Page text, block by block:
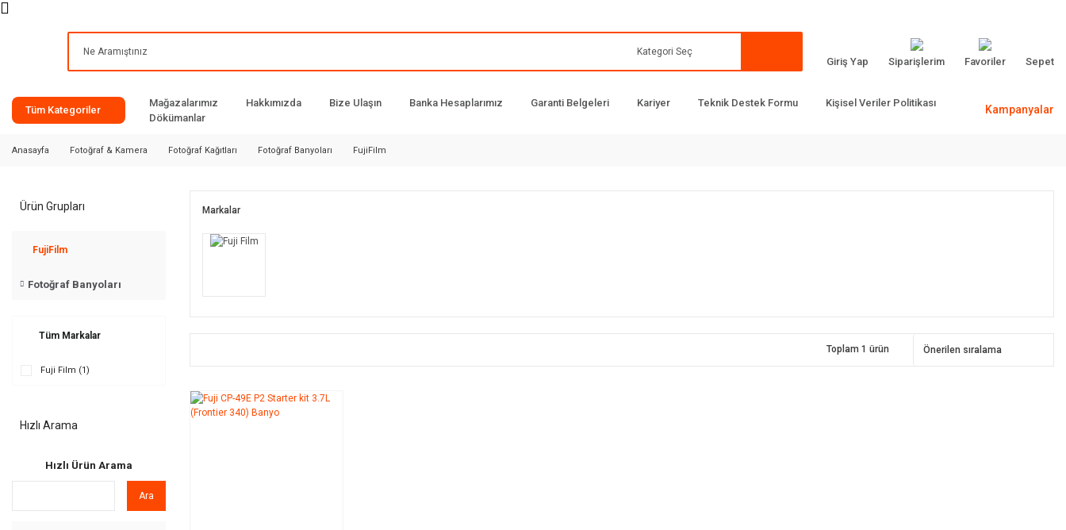
Giriş Yap Siparişlerim Favoriler Sepet
Tüm Kategoriler
Mağazalarımız Hakkımızda Bize Ulaşın Banka Hesaplarımız Garanti Belgeleri Kariyer Teknik Destek Formu
Kişisel Veriler Politikası
Dökümanlar
Kampanyalar
Anasayfa Fotoğraf & Kamera Fotoğraf Kağıtları Fotoğraf Banyoları FujiFilm
Ürün Grupları
FujiFilm
Fotoğraf Banyoları
Tüm Markalar
Fuji Film (1)
Hızlı Arama
Hızlı Ürün Arama
Ara
Markalar
Toplam 1 ürün